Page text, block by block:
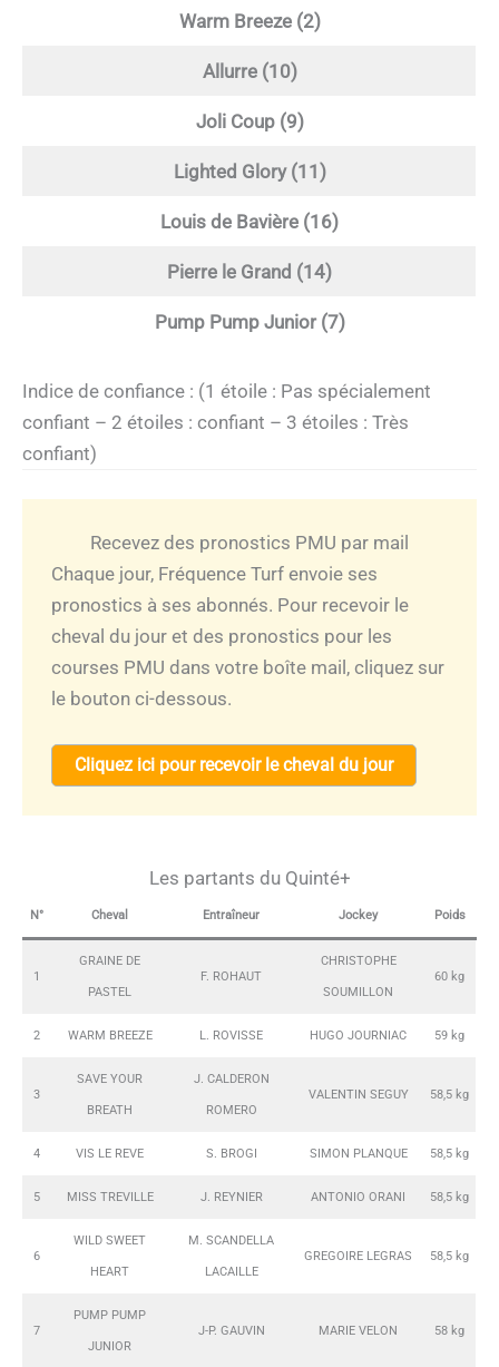
Warm Breeze (2)
Allurre (10)
Joli Coup (9)
Lighted Glory (11)
Louis de Bavière (16)
Pierre le Grand (14)
Pump Pump Junior (7)
Indice de confiance : (1 étoile : Pas spécialement
confiant – 2 étoiles : confiant – 3 étoiles : Très
confiant)
Recevez des pronostics PMU par mail
Chaque jour, Fréquence Turf envoie ses
pronostics à ses abonnés. Pour recevoir le
cheval du jour et des pronostics pour les
courses PMU dans votre boîte mail, cliquez sur
le bouton ci-dessous.
Cliquez ici pour recevoir le cheval du jour
Les partants du Quinté+
N° Cheval Entraîneur Jockey Poids
1
GRAINE DE
PASTEL
F. ROHAUT
CHRISTOPHE
SOUMILLON
60 kg
2 WARM BREEZE L. ROVISSE HUGO JOURNIAC 59 kg
3
SAVE YOUR
BREATH
J. CALDERON
ROMERO
VALENTIN SEGUY 58,5 kg
4 VIS LE REVE S. BROGI SIMON PLANQUE 58,5 kg
5 MISS TREVILLE J. REYNIER ANTONIO ORANI 58,5 kg
6
WILD SWEET
HEART
M. SCANDELLA
LACAILLE
GREGOIRE LEGRAS 58,5 kg
7
PUMP PUMP
JUNIOR
J-P. GAUVIN MARIE VELON 58 kg